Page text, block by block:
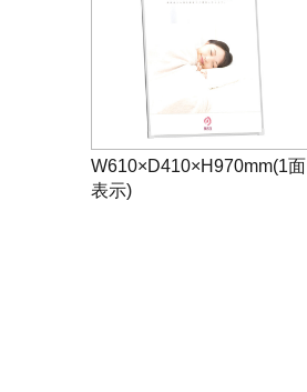
W610×D410×H970mm(1面
表示)